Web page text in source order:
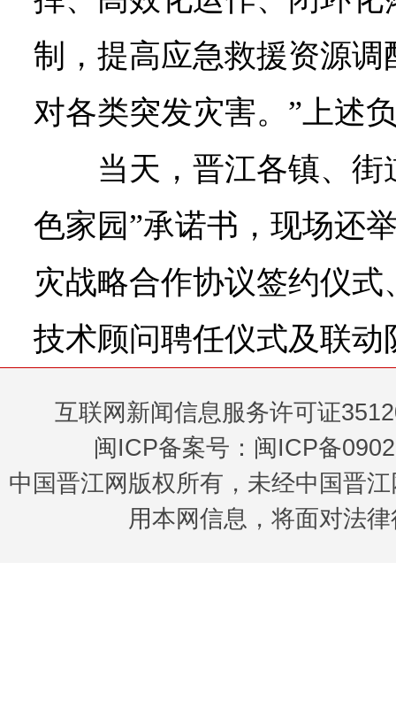
制，提高应急救援资源
对各类突发灾害。”上述
当天，晋江各镇、
色家园”承诺书，现场还
灾战略合作协议签约仪
技术顾问聘任仪式及联动
互联网新闻信息服务许可证
闽ICP备案号：闽ICP备
中国晋江网版权所有，未经中国晋
用本网信息，将面对法